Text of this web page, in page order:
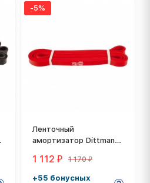
-5%
Ленточный
амортизатор Dittmann
Light
1 112₽ 1 170₽
+55 бонусных